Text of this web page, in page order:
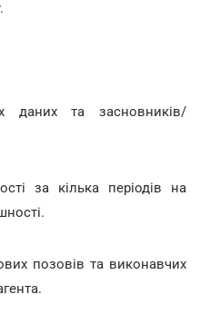
даних та засновників/
за кілька періодів на
позовів та виконавчих